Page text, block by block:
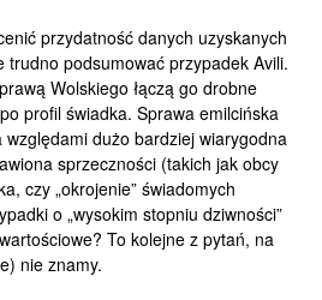
przydatność danych uzyskanych
trudno podsumować przypadek Avili.
Wolskiego łączą go drobne
profil świadka. Sprawa emilcińska
względami dużo bardziej wiarygodna
sprzeczności (takich jak obcy
czy „okrojenie” świadomych
o „wysokim stopniu dziwności”
To kolejne z pytań, na
nie znamy.